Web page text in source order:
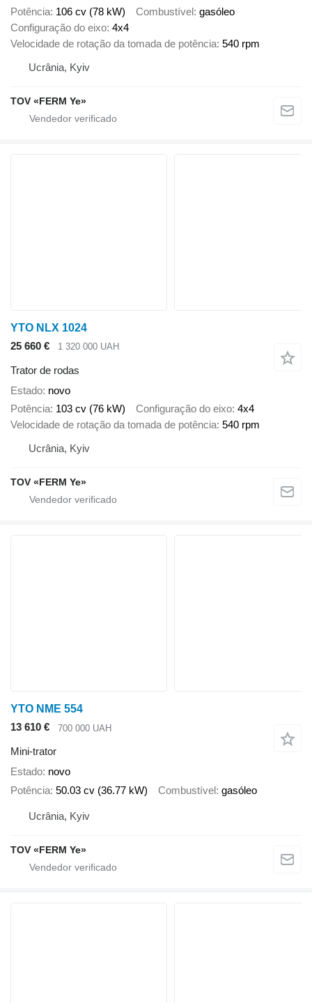
Potência 106 cv (78 kW) Combustível gasóleo
Configuração do eixo 4x4
Velocidade de rotação da tomada de potência 540 rpm
Ucrânia, Kyiv
TOV «FERM Ye»
YTO NLX 1024
25 660 €
1 320 000 UAH
Trator de rodas
Estado novo
Potência 103 cv (76 kW) Configuração do eixo 4x4
Velocidade de rotação da tomada de potência 540 rpm
Ucrânia, Kyiv
TOV «FERM Ye»
YTO NME 554
13 610 €
700 000 UAH
Mini-trator
Estado novo
Potência 50.03 cv (36.77 kW) Combustível gasóleo
Ucrânia, Kyiv
TOV «FERM Ye»